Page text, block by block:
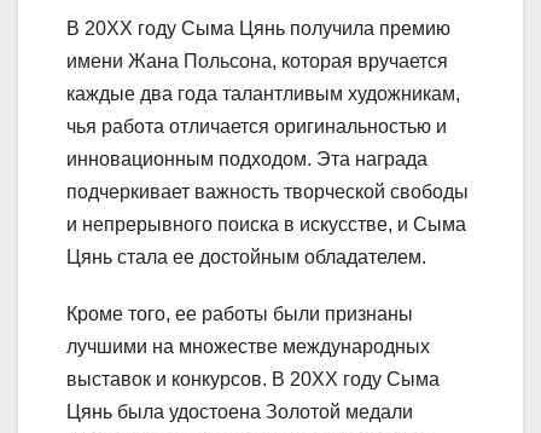
В 20XX году Сыма Цянь получила премию
имени Жана Польсона, которая вручается
каждые два года талантливым художникам,
чья работа отличается оригинальностью и
инновационным подходом. Эта награда
подчеркивает важность творческой свободы
и непрерывного поиска в искусстве, и Сыма
Цянь стала ее достойным обладателем.
Кроме того, ее работы были признаны
лучшими на множестве международных
выставок и конкурсов. В 20XX году Сыма
Цянь была удостоена Золотой медали